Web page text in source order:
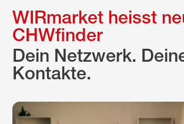
WIRmarket heisst
CHWfinder
Dein Netzwerk.
Kontakte.